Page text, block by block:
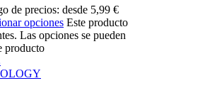
de precios: desde 5,99 €
opciones Este producto
Las opciones se pueden
producto